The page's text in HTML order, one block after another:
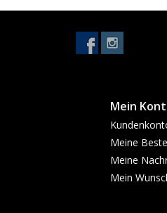
Mein
Meine
Meine
Mein